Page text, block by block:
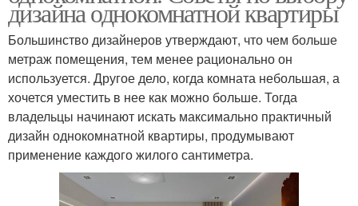
дизайна однокомнатной квартиры
Большинство дизайнеров утверждают, что чем больше
метраж помещения, тем менее рационально он
используется. Другое дело, когда комната небольшая, а
хочется уместить в нее как можно больше. Тогда
владельцы начинают искать максимально практичный
дизайн однокомнатной квартиры, продумывают
применение каждого жилого сантиметра.